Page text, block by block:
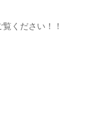
ください！！